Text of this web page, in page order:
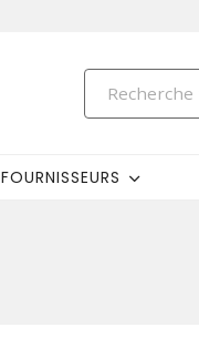
FOURNISSEURS